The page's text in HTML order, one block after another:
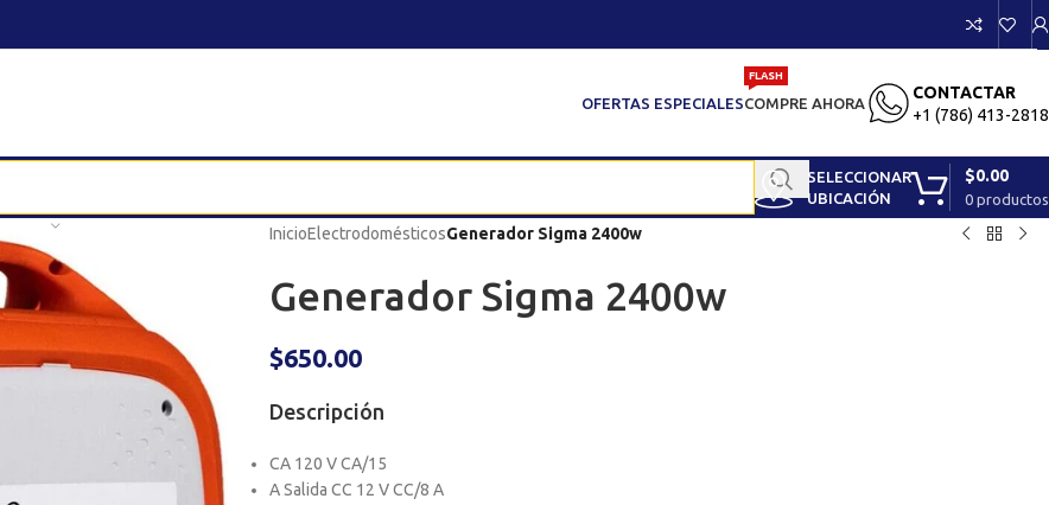
OFERTAS ESPECIALESCOMPRE AHORA
FLASH
CONTACTAR
+1 (786) 413-2818
SELECCIONAR
UBICACIÓN
0 productos
$0.00
InicioElectrodomésticosGenerador Sigma 2400w
Generador Sigma 2400w
$650.00
Descripción
CA 120 V CA/15
A Salida CC 12 V CC/8 A